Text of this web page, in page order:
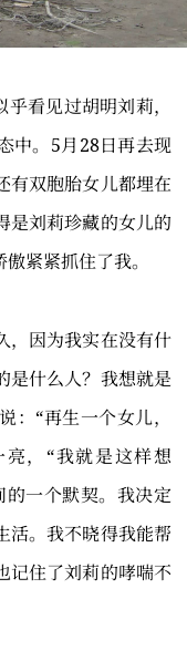
看见过胡明刘莉，
中。5月28日再去现
有双胞胎女儿都埋在
是刘莉珍藏的女儿的
紧紧抓住了我。
，因为我实在没有什
是什么人？我想就是
：“再生一个女儿，
，“我就是这样想
一个默契。我决定
活。我不晓得我能帮
记住了刘莉的哮喘不